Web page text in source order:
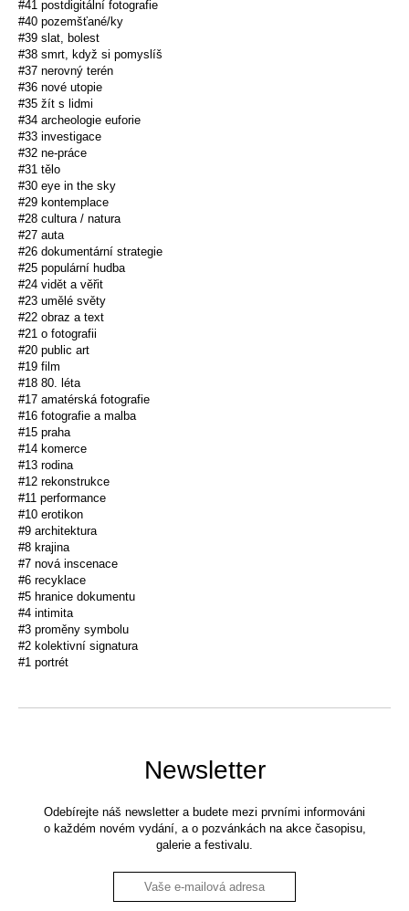
#41 postdigitální fotografie
#40 pozemšťané/ky
#39 slat, bolest
#38 smrt, když si pomyslíš
#37 nerovný terén
#36 nové utopie
#35 žít s lidmi
#34 archeologie euforie
#33 investigace
#32 ne-práce
#31 tělo
#30 eye in the sky
#29 kontemplace
#28 cultura / natura
#27 auta
#26 dokumentární strategie
#25 populární hudba
#24 vidět a věřit
#23 umělé světy
#22 obraz a text
#21 o fotografii
#20 public art
#19 film
#18 80. léta
#17 amatérská fotografie
#16 fotografie a malba
#15 praha
#14 komerce
#13 rodina
#12 rekonstrukce
#11 performance
#10 erotikon
#9 architektura
#8 krajina
#7 nová inscenace
#6 recyklace
#5 hranice dokumentu
#4 intimita
#3 proměny symbolu
#2 kolektivní signatura
#1 portrét
Newsletter
Odebírejte náš newsletter a budete mezi prvními informováni
o každém novém vydání, a o pozvánkách na akce časopisu,
galerie a festivalu.